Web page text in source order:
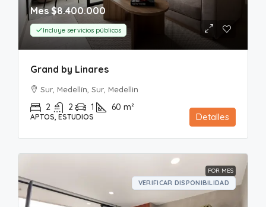
Mes $8.400.000
Incluye servicios públicos
Grand by Linares
Sur, Medellín, Sur, Medellin
2 2 1 60 m²
APTOS, ESTUDIOS Detalles
POR MES
VERIFICAR DISPONIBILIDAD